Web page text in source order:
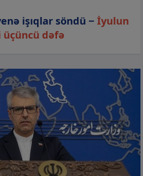
işıqlar söndü − İyulun
dəfə